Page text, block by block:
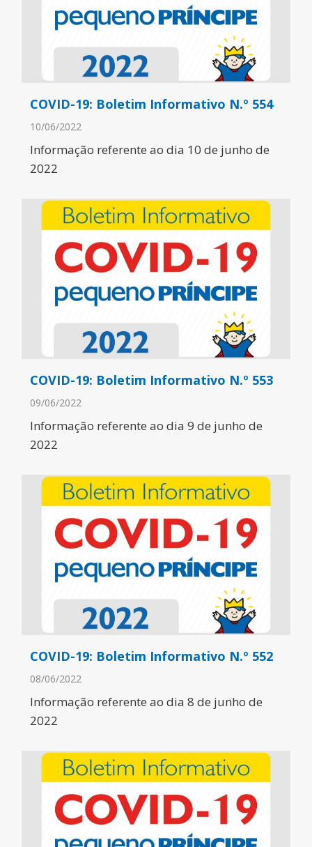
COVID-19: Boletim Informativo N.º 554
10/06/2022
Informação referente ao dia 10 de junho de
2022
COVID-19: Boletim Informativo N.º 553
09/06/2022
Informação referente ao dia 9 de junho de
2022
COVID-19: Boletim Informativo N.º 552
08/06/2022
Informação referente ao dia 8 de junho de
2022